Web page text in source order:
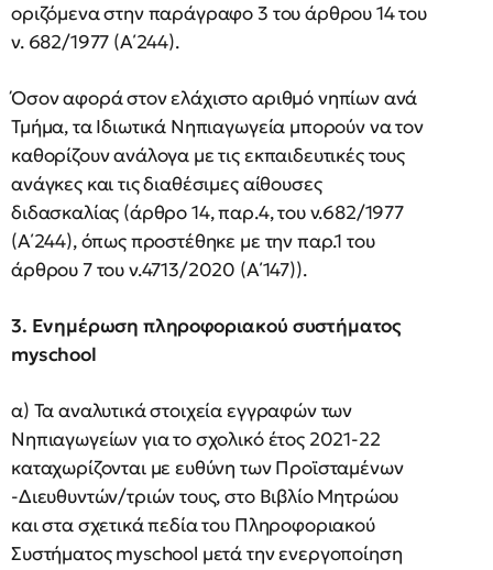
οριζόμενα στην παράγραφο 3 του άρθρου 14 του
ν. 682/1977 (Α΄244).
Όσον αφορά στον ελάχιστο αριθμό νηπίων ανά
Τμήμα, τα Ιδιωτικά Νηπιαγωγεία μπορούν να τον
καθορίζουν ανάλογα με τις εκπαιδευτικές τους
ανάγκες και τις διαθέσιμες αίθουσες
διδασκαλίας (άρθρο 14, παρ.4, του ν.682/1977
(Α΄244), όπως προστέθηκε με την παρ.1 του
άρθρου 7 του ν.4713/2020 (Α΄147)).
3. Ενημέρωση πληροφοριακού συστήματος
myschool
α) Τα αναλυτικά στοιχεία εγγραφών των
Νηπιαγωγείων για το σχολικό έτος 2021-22
καταχωρίζονται με ευθύνη των Προϊσταμένων
-Διευθυντών/τριών τους, στο Βιβλίο Μητρώου
και στα σχετικά πεδία του Πληροφοριακού
Συστήματος myschool μετά την ενεργοποίηση